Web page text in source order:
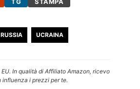
TG STAMPA
RUSSIA UCRAINA
In qualità di Affiliato Amazon, ricevo
influenza i prezzi per te.